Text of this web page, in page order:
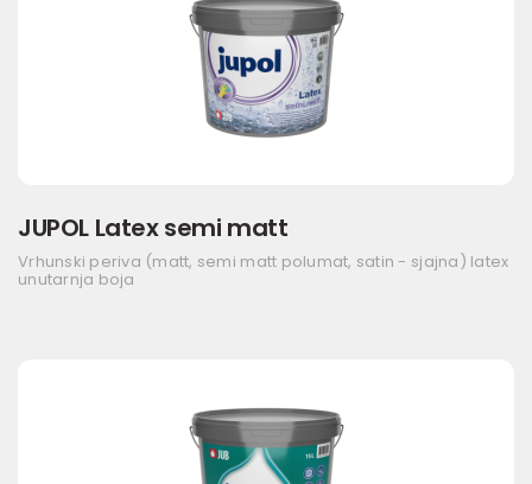
JUPOL Latex semi matt
Vrhunski periva (matt, semi matt polumat, satin - sjajna) latex
unutarnja boja